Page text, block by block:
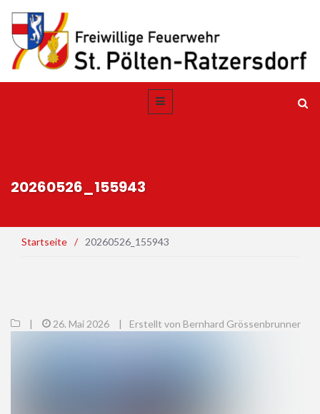
20260526_155943
Startseite / 20260526_155943
| 26. Mai 2026 | Erstellt von Bernhard Grössenbrunner